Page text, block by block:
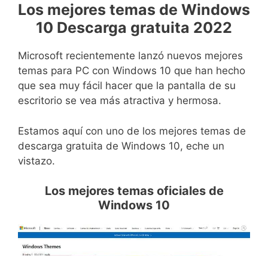
Los mejores temas de Windows
10 Descarga gratuita 2022
Microsoft recientemente lanzó nuevos mejores
temas para PC con Windows 10 que han hecho
que sea muy fácil hacer que la pantalla de su
escritorio se vea más atractiva y hermosa.
Estamos aquí con uno de los mejores temas de
descarga gratuita de Windows 10, eche un
vistazo.
Los mejores temas oficiales de
Windows 10